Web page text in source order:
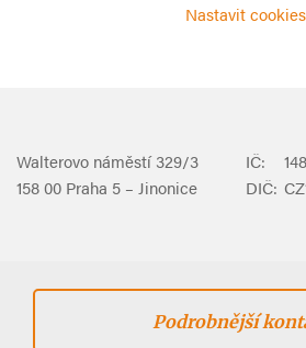
Nastavit cookies
Walterovo náměstí 329/3
158 00 Praha 5 – Jinonice
IČ:
DIČ:
Podrobnější